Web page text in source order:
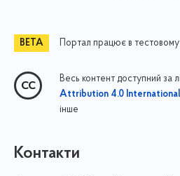
Портал працює в
Весь контент доступний за
Attribution 4.0
інше
Контакти